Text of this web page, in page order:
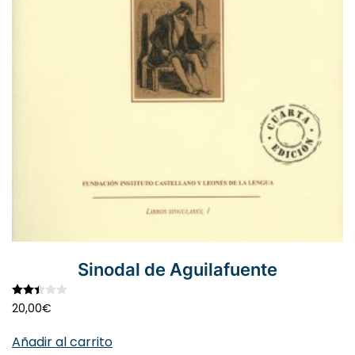
Sinodal de Aguilafuente
Valorado con2.45de 5
20,00€
Añadir al carrito